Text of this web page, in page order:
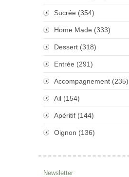
Sucrée (354)
Home Made (333)
Dessert (318)
Entrée (291)
Accompagnement (235)
Ail (154)
Apéritif (144)
Oignon (136)
Newsletter